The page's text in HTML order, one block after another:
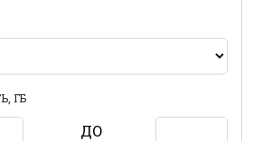
ГБ
ДО